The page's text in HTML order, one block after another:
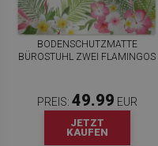
BODENSCHUTZMATTE
BÜROSTUHL ZWEI FLAMINGOS
PREIS: 49.99 EUR
JETZT
KAUFEN